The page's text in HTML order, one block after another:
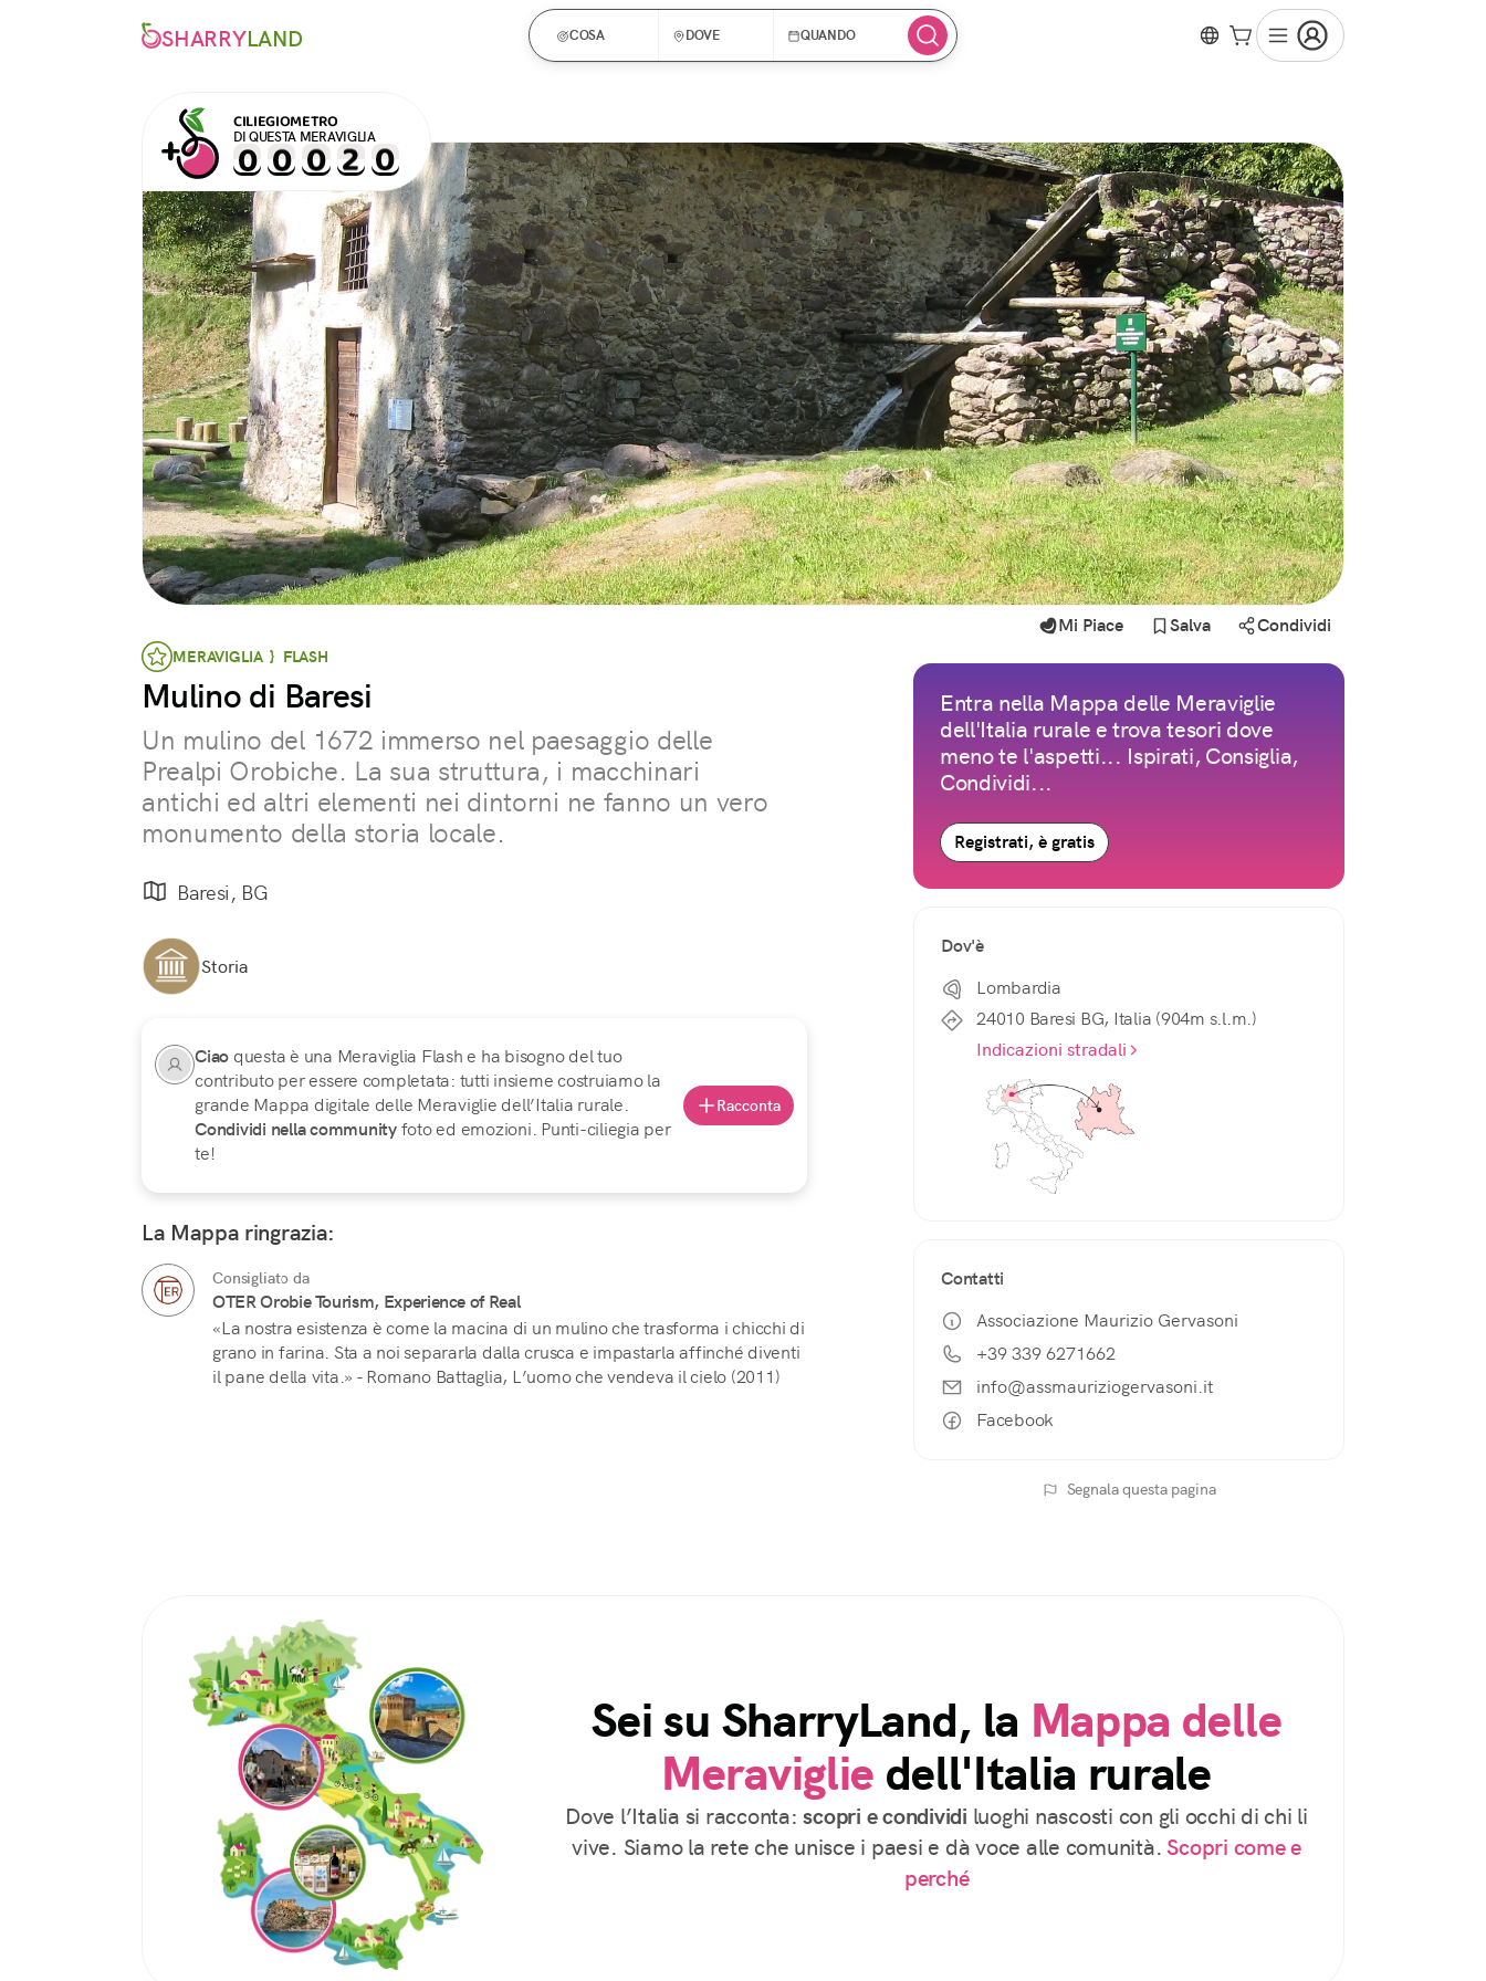
SHARRYLAND COSA DOVE QUANDO
CILIEGIOMETRO
DI QUESTA MERAVIGLIA
MERAVIGLIA } FLASH
Mulino di Baresi
Un mulino del 1672 immerso nel paesaggio delle
Prealpi Orobiche. La sua struttura, i macchinari
antichi ed altri elementi nei dintorni ne fanno un vero
monumento della storia locale.
Baresi, BG
Storia
Ciao questa è una Meraviglia Flash e ha bisogno del tuo
contributo per essere completata: tutti insieme costruiamo la
grande Mappa digitale delle Meraviglie dell’Italia rurale.
Condividi nella communityfoto ed emozioni. Punti-ciliegia per
te!
Racconta
La Mappa ringrazia:
Consigliato da
OTER Orobie Tourism, Experience of Real
«La nostra esistenza è come la macina di un mulino che trasforma i chicchi di
grano in farina. Sta a noi separarla dalla crusca e impastarla affinché diventi
il pane della vita.» - Romano Battaglia, L’uomo che vendeva il cielo (2011)
Mi Piace Salva Condividi
Entra nella Mappa delle Meraviglie
dell'Italia rurale e trova tesori dove
meno te l'aspetti... Ispirati, Consiglia,
Condividi...
Registrati, è gratis
Dov'è
Lombardia
24010 Baresi BG, Italia (904m s.l.m.)
Indicazioni stradali
Contatti
Associazione Maurizio Gervasoni
+39 339 6271662
info@assmauriziogervasoni.it
Facebook
Segnala questa pagina
Sei su SharryLand, la Mappa delle
Meraviglie dell'Italia rurale
Dove l’Italia si racconta:scopri e condividi luoghi nascosti con gli occhi di chi li
vive. Siamo la rete che unisce i paesi e dà voce alle comunità. Scopri come e
perché